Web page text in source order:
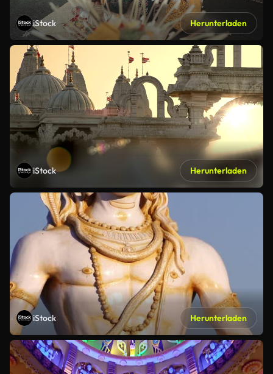
iStock Herunterladen
iStock Herunterladen
iStock Herunterladen